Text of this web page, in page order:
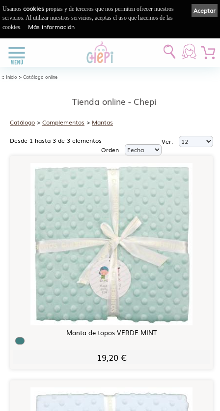
:: Inicio > Catálogo online
Tienda online - Chepi
Catálogo > Complementos > Mantas
Desde 1 hasta 3 de 3 elementos
Ver:
Orden
Manta de topos VERDE MINT
19,20 €
Aceptar
Usamos cookies propias y de terceros que nos permiten ofrecer nuestros
servicios. Al utilizar nuestros servicios, aceptas el uso que hacemos de las
cookies.
Más información